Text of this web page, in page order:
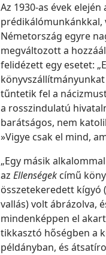
Az 1930-as évek
prédikálómunkánkkal,
Németország egyre
megváltozott a
felidézett egy esetet:
tűntetik fel a
a rosszindulatú
barátságos, nem
»Vigye csak el mind,
„Egy másik
az Ellenségek című
összetekeredett kígyó
vallás)volt ábrázolva,
mindenképpen el
tikkasztó hőségben a
példányban, és